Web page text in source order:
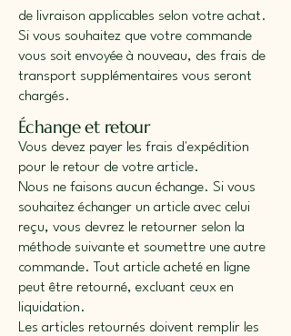
de livraison applicables selon votre achat.
Si vous souhaitez que votre commande
vous soit envoyée à nouveau, des frais de
transport supplémentaires vous seront
chargés.
Échange et retour
Vous devez payer les frais d'expédition
pour le retour de votre article.
Nous ne faisons aucun échange. Si vous
souhaitez échanger un article avec celui
reçu, vous devrez le retourner selon la
méthode suivante et soumettre une autre
commande. Tout article acheté en ligne
peut être retourné, excluant ceux en
liquidation.
Les articles retournés doivent remplir les